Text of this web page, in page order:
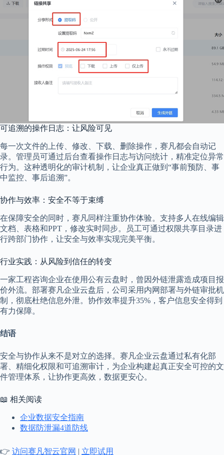
可追溯的操作日志：让风险可见
每一次文件的上传、修改、下载、删除操作，赛凡都会自动记
录。管理员可通过后台查看操作日志与访问统计，精准定位异常
行为。这种透明化的审计机制，让企业真正做到“事前预防、事
中监控、事后追溯”。
协作与效率：安全不等于束缚
在保障安全的同时，赛凡同样注重协作体验。支持多人在线编辑
文档、表格和PPT，修改实时同步。员工可通过权限共享目录进
行跨部门协作，让安全与效率实现完美平衡。
行业实践：从风险到信任的转变
一家工程咨询企业在使用公有云盘时，曾因外链泄露造成项目报
价外流。部署赛凡企业云盘后，公司采用内网部署与外链审批机
制，彻底杜绝信息外泄。协作效率提升35%，客户信息安全得到
有力保障。
结语
安全与协作从来不是对立的选择。赛凡企业云盘通过私有化部
署、精细化权限和可追溯审计，为企业构建起真正安全可控的文
件管理体系，让协作更高效，数据更安心。
📖 相关阅读
企业数据安全指南
数据防泄漏4道防线
👉 访问赛凡智云官网 | 立即试用